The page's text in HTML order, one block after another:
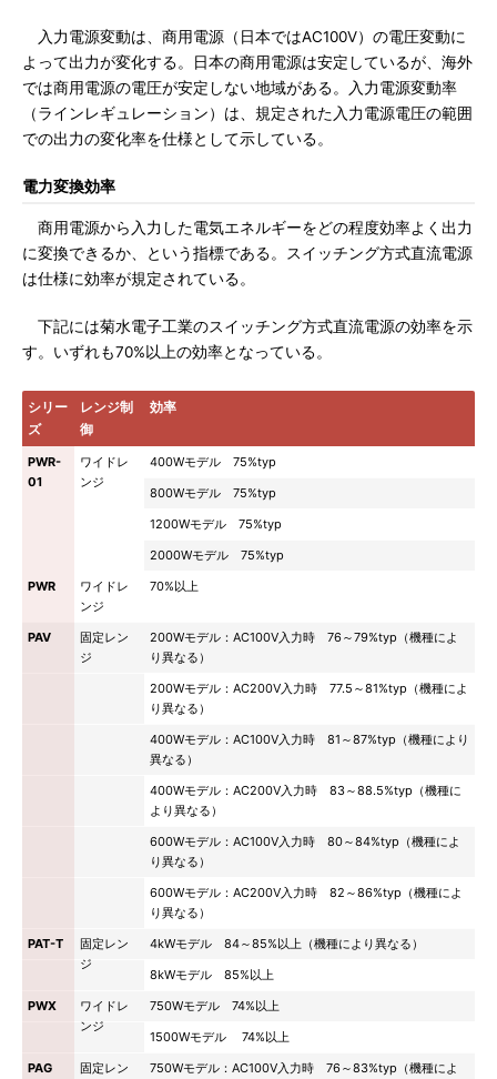
入力電源変動は、商用電源（日本ではAC100V）の電圧変動に
よって出力が変化する。日本の商用電源は安定しているが、海外
では商用電源の電圧が安定しない地域がある。入力電源変動率
（ラインレギュレーション）は、規定された入力電源電圧の範囲
での出力の変化率を仕様として示している。
電力変換効率
商用電源から入力した電気エネルギーをどの程度効率よく出力
に変換できるか、という指標である。スイッチング方式直流電源
は仕様に効率が規定されている。
下記には菊水電子工業のスイッチング方式直流電源の効率を示
す。いずれも70%以上の効率となっている。
シリー
ズ
レンジ制
御
効率
PWR-
01
ワイドレ
ンジ
400Wモデル 75%typ
800Wモデル 75%typ
1200Wモデル 75%typ
2000Wモデル 75%typ
PWR
ワイドレ
ンジ
70%以上
PAV
固定レン
ジ
200Wモデル：AC100V入力時 76～79%typ（機種によ
り異なる）
200Wモデル：AC200V入力時 77.5～81%typ（機種によ
り異なる）
400Wモデル：AC100V入力時 81～87%typ（機種により
異なる）
400Wモデル：AC200V入力時 83～88.5%typ（機種に
より異なる）
600Wモデル：AC100V入力時 80～84%typ（機種によ
り異なる）
600Wモデル：AC200V入力時 82～86%typ（機種によ
り異なる）
PAT-T
固定レン
ジ
4kWモデル 84～85%以上（機種により異なる）
8kWモデル 85%以上
PWX
ワイドレ
ンジ
750Wモデル 74%以上
1500Wモデル 74%以上
PAG
固定レン
750Wモデル：AC100V入力時 76～83%typ（機種によ